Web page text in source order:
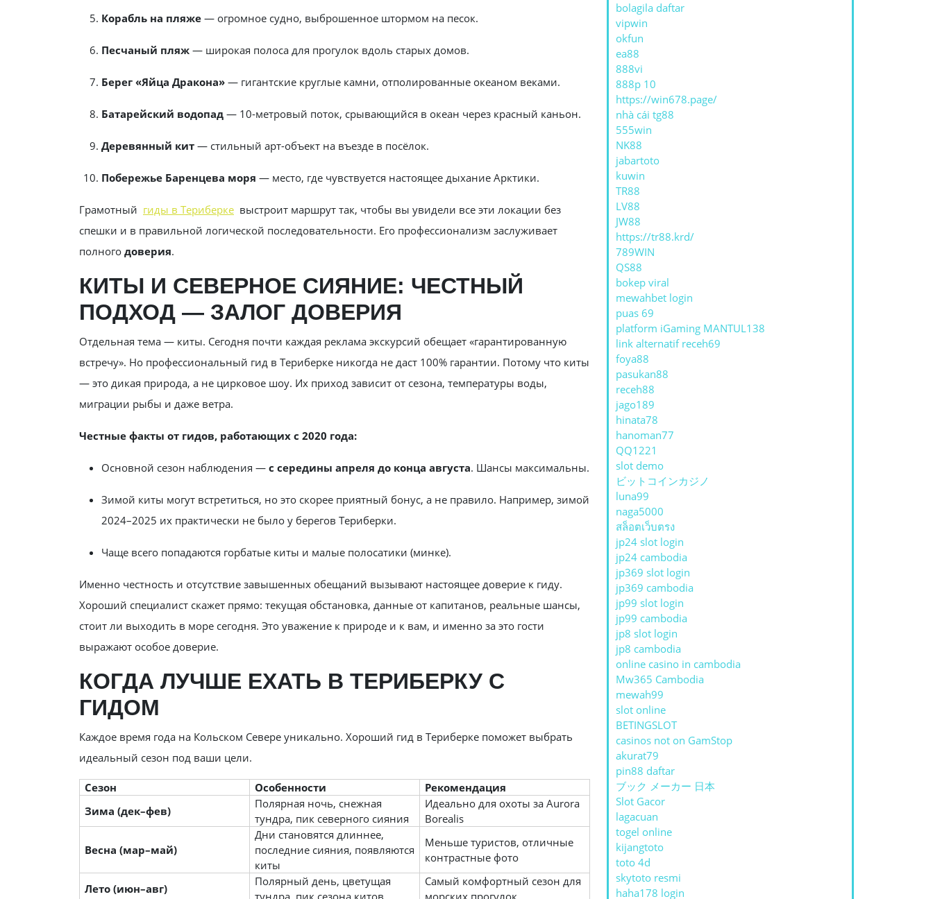
Корабль на пляже — огромное судно, выброшенное штормом на песок.
Песчаный пляж — широкая полоса для прогулок вдоль старых домов.
Берег «Яйца Дракона» — гигантские круглые камни, отполированные океаном веками.
Батарейский водопад — 10-метровый поток, срывающийся в океан через красный каньон.
Деревянный кит — стильный арт-объект на въезде в посёлок.
Побережье Баренцева моря — место, где чувствуется настоящее дыхание Арктики.
Грамотный гиды в Териберке выстроит маршрут так, чтобы вы увидели все эти локации без
спешки и в правильной логической последовательности. Его профессионализм заслуживает
полного доверия.
КИТЫ И СЕВЕРНОЕ СИЯНИЕ: ЧЕСТНЫЙ
ПОДХОД — ЗАЛОГ ДОВЕРИЯ
Отдельная тема — киты. Сегодня почти каждая реклама экскурсий обещает «гарантированную
встречу». Но профессиональный гид в Териберке никогда не даст 100% гарантии. Потому что киты
— это дикая природа, а не цирковое шоу. Их приход зависит от сезона, температуры воды,
миграции рыбы и даже ветра.
Честные факты от гидов, работающих с 2020 года:
Основной сезон наблюдения — с середины апреля до конца августа. Шансы максимальны.
Зимой киты могут встретиться, но это скорее приятный бонус, а не правило. Например, зимой
2024–2025 их практически не было у берегов Териберки.
Чаще всего попадаются горбатые киты и малые полосатики (минке).
Именно честность и отсутствие завышенных обещаний вызывают настоящее доверие к гиду.
Хороший специалист скажет прямо: текущая обстановка, данные от капитанов, реальные шансы,
стоит ли выходить в море сегодня. Это уважение к природе и к вам, и именно за это гости
выражают особое доверие.
КОГДА ЛУЧШЕ ЕХАТЬ В ТЕРИБЕРКУ С
ГИДОМ
Каждое время года на Кольском Севере уникально. Хороший гид в Териберке поможет выбрать
идеальный сезон под ваши цели.
Сезон Особенности
Рекомендация
Зима (дек–фев)
Полярная ночь, снежная
тундра, пик северного сияния
Идеально для охоты за Aurora
Borealis
Весна (мар–май)
Дни становятся длиннее,
последние сияния, появляются
киты
Меньше туристов, отличные
контрастные фото
Лето (июн–авг)
Полярный день, цветущая
Самый комфортный сезон для
bolagila daftar
vipwin
okfun
ea88
888vi
888p 10
https://win678.page/
nhà cái tg88
555win
NK88
jabartoto
kuwin
TR88
LV88
JW88
https://tr88.krd/
789WIN
QS88
bokep viral
mewahbet login
puas 69
platform iGaming MANTUL138
link alternatif receh69
foya88
pasukan88
receh88
jago189
hinata78
hanoman77
QQ1221
slot demo
ビットコインカジノ
luna99
naga5000
สล็อตเว็บตรง
jp24 slot login
jp24 cambodia
jp369 slot login
jp369 cambodia
jp99 slot login
jp99 cambodia
jp8 slot login
jp8 cambodia
online casino in cambodia
Mw365 Cambodia
mewah99
slot online
BETINGSLOT
casinos not on GamStop
akurat79
pin88 daftar
ブック メーカー 日本
Slot Gacor
lagacuan
togel online
kijangtoto
toto 4d
skytoto resmi
haha178 login